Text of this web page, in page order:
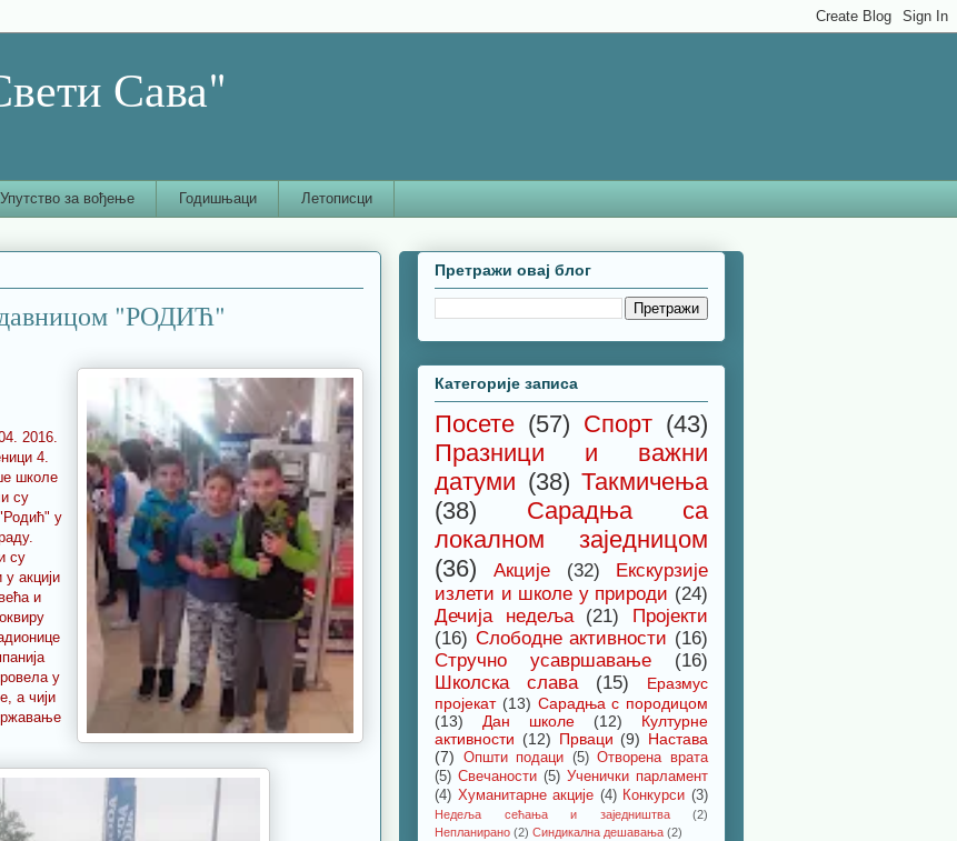
Сава"
Упутство за вођење Годишњаци Летописци
"РОДИЋ"
2016.
4.
школе
су
у
су
акцији
и
у
а чији
Претражи овај блог
Категорије записа
Посете (57) Спорт (43)
Празници и важни
датуми (38) Такмичења
(38)
Сарадња са
локалном заједницом
(36)
Акције (32)
Екскурзије
излети и школе у природи (24)
Дечија недеља
(21)
Пројекти
(16) Слободне активности (16)
Стручно усавршавање
(16)
Школска слава
(15)
Еразмус
пројекат (13) Сарадња с породицом
(13)
Дан школе (12)
Културне
активности (12) Прваци (9) Настава
(7)
Општи подаци (5) Отворена врата
(5) Свечаности (5) Ученички парламент
(4) Хуманитарне акције (4) Конкурси (3)
Недеља сећања и заједништва
(2)
Непланирано (2) Синдикална дешавања (2)